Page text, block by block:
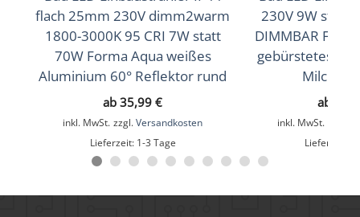
Farbwiedergabe (CRI / Ra)
Mittlere Lebensdauer
flach 25mm 230V dimm2warm
1800-3000K 95 CRI 7W statt
70W Forma Aqua weißes
Aluminium 60° Reflektor rund
ab 35,99 €
inkl. MwSt. zzgl. Versandkosten
Lieferzeit: 1-3 Tage
230V 9W statt
DIMMBAR
gebürstetes
ab
inkl. MwSt.
Lieferzeit: